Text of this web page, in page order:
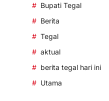
Bupati Tegal
Berita
Tegal
aktual
berita tegal hari ini
Utama